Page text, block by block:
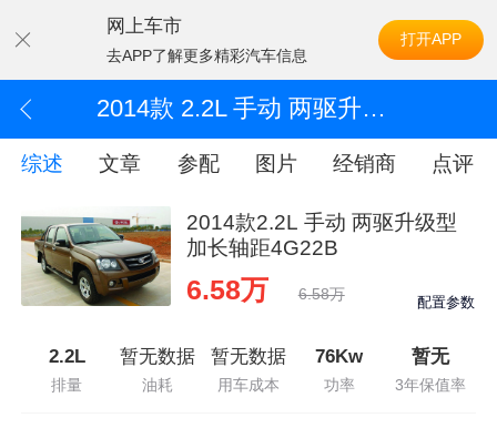
网上车市
去APP了解更多精彩汽车信息
打开APP
2014款 2.2L 手动 两驱升级型加长轴距4G22B
综述 文章 参配 图片 经销商 点评
2014款2.2L 手动 两驱升级型
加长轴距4G22B
6.58万 6.58万 配置参数
2.2L
排量
暂无数据
油耗
暂无数据
用车成本
76Kw
功率
暂无
3年保值率